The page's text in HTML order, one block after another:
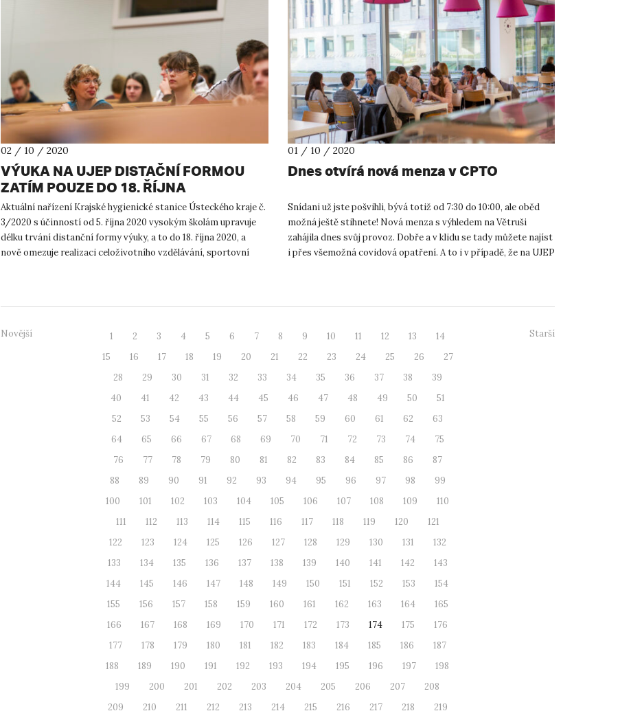
02 / 10 / 2020
VÝUKA NA UJEP DISTAČNÍ FORMOU
ZATÍM POUZE DO 18. ŘÍJNA
Aktuální nařízení Krajské hygienické stanice Ústeckého kraje č.
3/2020 s účinností od 5. října 2020 vysokým školám upravuje
délku trvání distanční formy výuky, a to do 18. října 2020, a
nově omezuje realizaci celoživotního vzdělávání, sportovní
01 / 10 / 2020
Dnes otvírá nová menza v CPTO
Snídani už jste pošvihli, bývá totiž od 7:30 do 10:00, ale oběd
možná ještě stihnete! Nová menza s výhledem na Větruši
zahájila dnes svůj provoz. Dobře a v klidu se tady můžete najíst
i přes všemožná covidová opatření. A to i v případě, že na UJEP
Novější 1 2 3 4 5 6 7 8 9 10 11 12 13
14
15
16 17 18 19 20 21 22 23 24 25 26
27
28
29 30 31 32 33 34 35 36 37 38
39
40
41 42 43 44 45 46 47 48 49 50
51
52
53 54 55 56 57 58 59 60 61 62
63
64
65 66 67 68 69 70 71 72 73 74
75
76
77 78 79 80 81 82 83 84 85 86
87
88
89 90 91 92 93 94 95 96 97 98
99
100
101 102 103 104 105 106 107 108 109
110
111
112 113 114 115 116 117 118 119 120
121
122
123 124 125 126 127 128 129 130 131
132
133
134 135 136 137 138 139 140 141 142
143
144
145 146 147 148 149 150 151 152 153
154
155
156 157 158 159 160 161 162 163 164
165
166
167 168 169 170 171 172 173 174 175
176
177
178 179 180 181 182 183 184 185 186
187
188
189 190 191 192 193 194 195 196 197
198
199
200 201 202 203 204 205 206 207
208
209
210 211 212 213 214 215 216 217 218 219
Starší